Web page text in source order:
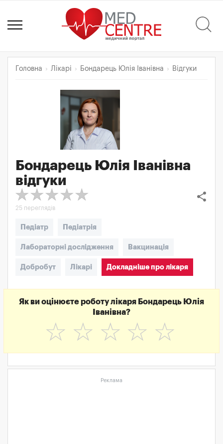
Головна Лікарі Бондарець Юлія Іванівна Відгуки
Бондарець Юлія Іванівна
відгуки
share
25 переглядів
Педіатр Педіатрія
Лабораторні дослідження Вакцинація
Добробут Лікарі Докладніше про лікаря
Як ви оцінюєте роботу лікаря Бондарець Юлія
Іванівна?
☆
☆
☆
☆
☆
Реклама